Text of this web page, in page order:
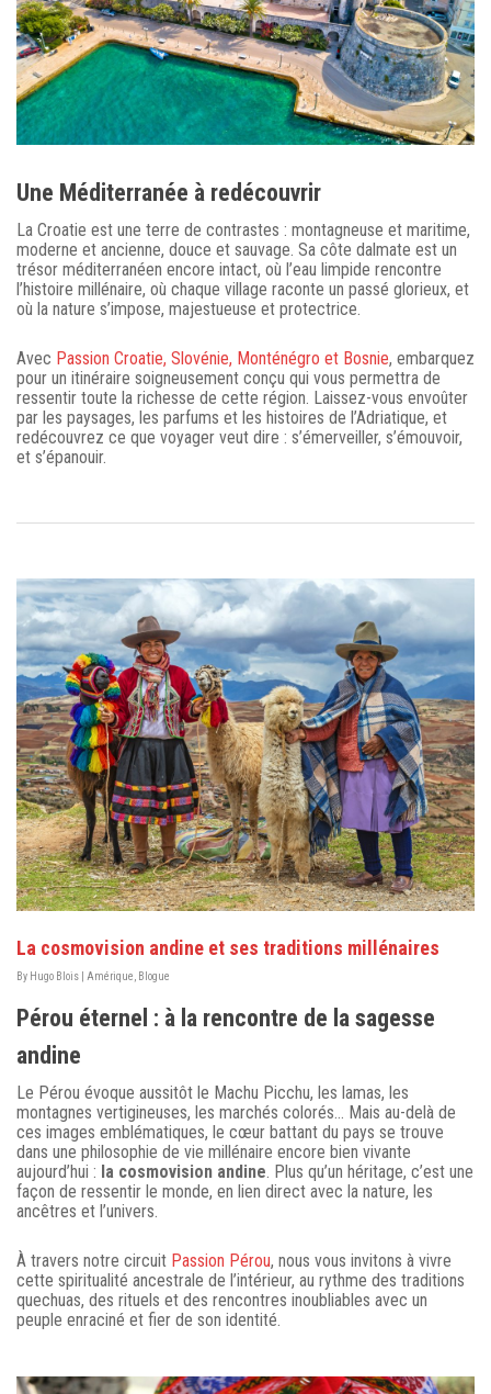
Une Méditerranée à redécouvrir
La Croatie est une terre de contrastes : montagneuse et maritime,
moderne et ancienne, douce et sauvage. Sa côte dalmate est un
trésor méditerranéen encore intact, où l’eau limpide rencontre
l’histoire millénaire, où chaque village raconte un passé glorieux, et
où la nature s’impose, majestueuse et protectrice.
Avec Passion Croatie, Slovénie, Monténégro et Bosnie, embarquez
pour un itinéraire soigneusement conçu qui vous permettra de
ressentir toute la richesse de cette région. Laissez-vous envoûter
par les paysages, les parfums et les histoires de l’Adriatique, et
redécouvrez ce que voyager veut dire : s’émerveiller, s’émouvoir,
et s’épanouir.
La cosmovision andine et ses traditions millénaires
By Hugo Blois Amérique Blogue
Pérou éternel : à la rencontre de la sagesse
andine
Le Pérou évoque aussitôt le Machu Picchu, les lamas, les
montagnes vertigineuses, les marchés colorés… Mais au-delà de
ces images emblématiques, le cœur battant du pays se trouve
dans une philosophie de vie millénaire encore bien vivante
aujourd’hui : la cosmovision andine. Plus qu’un héritage, c’est une
façon de ressentir le monde, en lien direct avec la nature, les
ancêtres et l’univers.
À travers notre circuit Passion Pérou, nous vous invitons à vivre
cette spiritualité ancestrale de l’intérieur, au rythme des traditions
quechuas, des rituels et des rencontres inoubliables avec un
peuple enraciné et fier de son identité.